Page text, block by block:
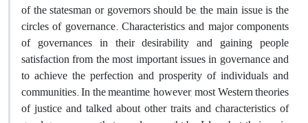
of the statesman or governors should be, the main issue is the
circles of governance. Characteristics and major components
of governances in their desirability and gaining people
satisfaction from the most important issues in governance and
to achieve the perfection and prosperity of individuals and
communities. In the meantime, however, most Western theories
of justice and talked about other traits and characteristics of